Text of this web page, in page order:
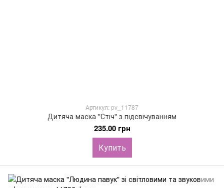
Артикул: pv_11787
Дитяча маска "Стіч" з підсвічуванням
235.00 грн
Купить